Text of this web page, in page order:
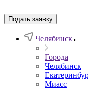
Подать заявку
Челябинск
Города
Челябинск
Миасс